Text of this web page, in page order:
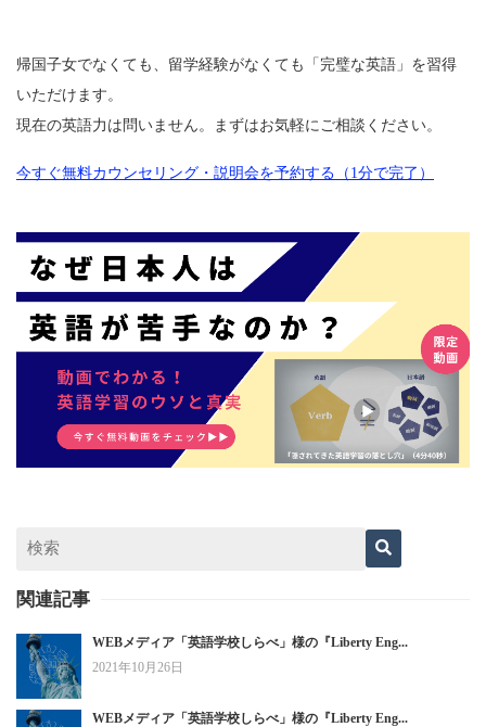
帰国子女でなくても、留学経験がなくても「完璧な英語」を習得
いただけます。
現在の英語力は問いません。まずはお気軽にご相談ください。
今すぐ無料カウンセリング・説明会を予約する（1分で完了）
関連記事
WEBメディア「英語学校しらべ」様の『Liberty Eng...
2021年10月26日
WEBメディア「英語学校しらべ」様の『Liberty Eng...